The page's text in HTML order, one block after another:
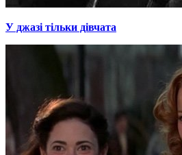
У джазі тільки дівчата